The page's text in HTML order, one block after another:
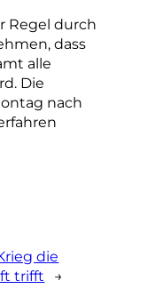
Regel durch
dass
alle
Die
nach
die
trifft
→